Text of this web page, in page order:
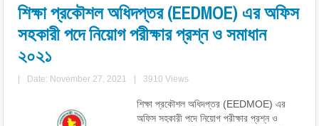
শিক্ষা প্রকৌশল অধিদপ্তর (EEDMOE) এর অফিস
সহকারী পদে নিয়োগ পরীক্ষার প্রশ্ন ও সমাধান
২০২১
Date: November 27, 2021 3910 Views
শিক্ষা প্রকৌশল অধিদপ্তর (EEDMOE) এর
অফিস সহকারী পদে নিয়োগ পরীক্ষার প্রশ্ন ও